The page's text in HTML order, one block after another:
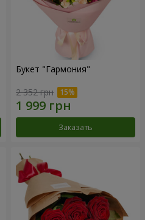
Букет "Гармония"
2 352 грн
Заказать